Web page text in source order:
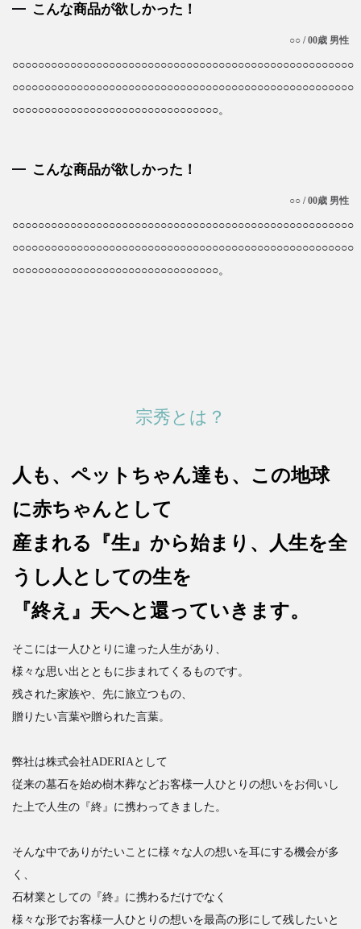
こんな商品が欲しかった！
○○ / 00歳 男性
○○○○○○○○○○○○○○○○○○○○○○○○○○○○○○○○○○○○○○○○○○○○○○○○○○○○○
○○○○○○○○○○○○○○○○○○○○○○○○○○○○○○○○○○○○○○○○○○○○○○○○○○○○○
○○○○○○○○○○○○○○○○○○○○○○○○○○○○○○○○。
こんな商品が欲しかった！
○○ / 00歳 男性
○○○○○○○○○○○○○○○○○○○○○○○○○○○○○○○○○○○○○○○○○○○○○○○○○○○○○
○○○○○○○○○○○○○○○○○○○○○○○○○○○○○○○○○○○○○○○○○○○○○○○○○○○○○
○○○○○○○○○○○○○○○○○○○○○○○○○○○○○○○○。
宗秀とは？
人も、ペットちゃん達も、 この地球
に赤ちゃんとして
産まれる『生』から始まり、
人生を全
うし人としての生を
『終え』天へと還っていきます。
そこには一人ひとりに違った人生があり、
様々な思い出とともに歩まれてくるものです。
残された家族や、先に旅立つもの、
贈りたい言葉や贈られた言葉。
弊社は株式会社ADERIAとして
従来の墓石を始め樹木葬などお客様一人ひとりの想いをお伺いし
た上で人生の『終』に携わってきました。
そんな中でありがたいことに様々な人の想いを耳にする機会が多
く、
石材業としての『終』に携わるだけでなく
様々な形でお客様一人ひとりの想いを最高の形にして残したいと